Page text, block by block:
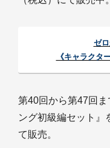
ゼ
《キャラクタ
第40回から第47回
ング初級編セット』
て販売。